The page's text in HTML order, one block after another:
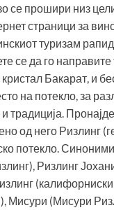
се прошири низ
страници за
туризам
се да го
Бакарат, и
на потекло, за
традиција.
од него Ризлинг
потекло. Синоними
Ризлинг
Мисури (Мисури